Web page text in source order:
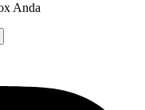
Anda